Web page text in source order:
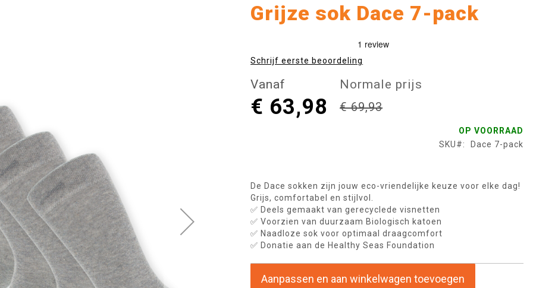
Grijze sok Dace 7-pack
Schrijf eerste beoordeling
Vanaf
€ 63,98
Normale prijs
€ 69,93
OP VOORRAAD
SKU
Dace 7-pack
De Dace sokken zijn jouw eco-vriendelijke keuze voor elke dag!
Grijs, comfortabel en stijlvol.
✅ Deels gemaakt van gerecyclede visnetten
✅ Voorzien van duurzaam Biologisch katoen
✅ Naadloze sok voor optimaal draagcomfort
✅ Donatie aan de Healthy Seas Foundation
Aanpassen en aan winkelwagen toevoegen